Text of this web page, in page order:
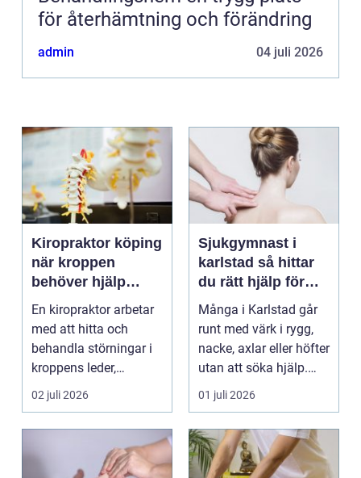
för återhämtning och förändring
admin 04 juli 2026
Kiropraktor köping
när kroppen
behöver hjälp
tillbaka
En kiropraktor arbetar
med att hitta och
behandla störningar i
kroppens leder,
muskler och
nervsyste...
02 juli 2026
Sjukgymnast i
karlstad så hittar
du rätt hjälp för
kroppen
Många i Karlstad går
runt med värk i rygg,
nacke, axlar eller höfter
utan att söka hjälp.
Andra har ...
01 juli 2026